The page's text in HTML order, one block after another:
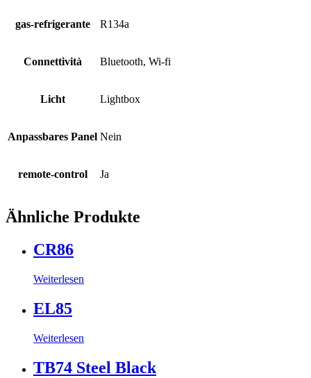
gas-refrigerante R134a
Connettività Bluetooth, Wi-fi
Licht Lightbox
Anpassbares Panel Nein
remote-control Ja
Ähnliche Produkte
CR86
Weiterlesen
EL85
Weiterlesen
TB74 Steel Black